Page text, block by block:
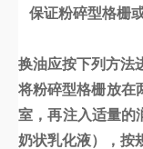
保证粉碎型格栅
换油应按下列方法
将粉碎型格栅放在
室，再注入适量的
奶状乳化液），按